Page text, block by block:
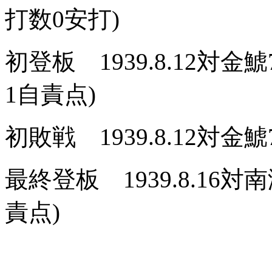
打数0安打)
初登板 1939.8.12対金
1自責点)
初敗戦 1939.8.12対金鯱
最終登板 1939.8.16対
責点)